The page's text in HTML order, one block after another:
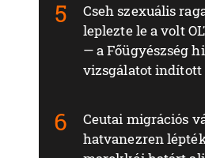
Cseh szexuális
leplezte le a volt
— a Főügyészség
vizsgálatot indított
Ceutai migrációs
hatvanezren